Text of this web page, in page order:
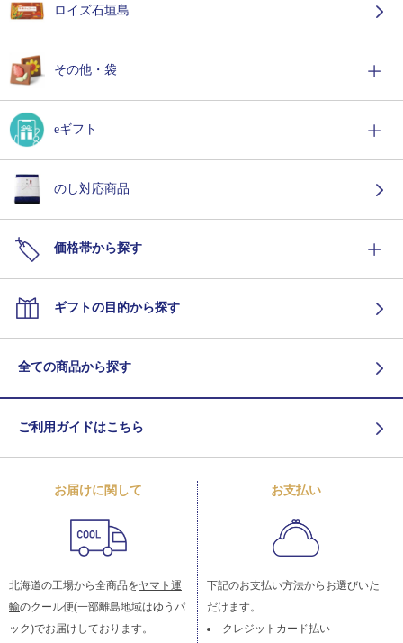
ロイズ石垣島
その他・袋
eギフト
のし対応商品
価格帯から探す
ギフトの目的から探す
全ての商品から探す
ご利用ガイドはこちら
お届けに関して
北海道の工場から全商品をヤマト運
輸のクール便(一部離島地域はゆうパ
ック)でお届けしております。
お支払い
下記のお支払い方法からお選びいた
だけます。
クレジットカード払い